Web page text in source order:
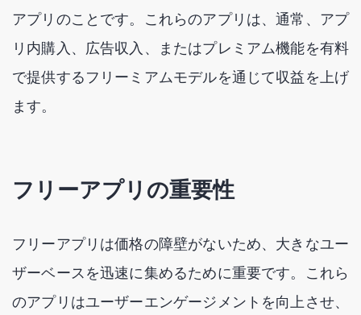
アプリのことです。これらのアプリは、通常、アプ
リ内購入、広告収入、またはプレミアム機能を有料
で提供するフリーミアムモデルを通じて収益を上げ
ます。
フリーアプリの重要性
フリーアプリは価格の障壁がないため、大きなユー
ザーベースを迅速に集めるために重要です。これら
のアプリはユーザーエンゲージメントを向上させ、